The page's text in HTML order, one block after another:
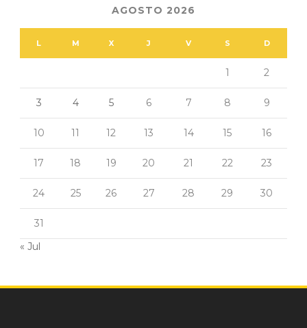
AGOSTO 2026
L M X J V S D
1 2
3 4 5 6 7 8 9
10 11 12 13 14 15 16
17 18 19 20 21 22 23
24 25 26 27 28 29 30
31
« Jul